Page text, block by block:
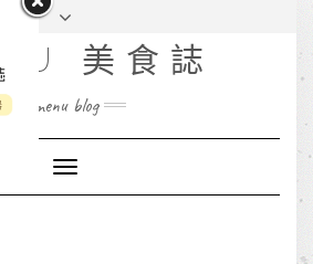
美食誌
menu blog
Toggle
Navigation